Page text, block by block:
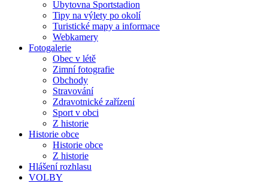
Ubytovna Sportstadion
Tipy na výlety po okolí
Turistické mapy a informace
Webkamery
Fotogalerie
Obec v létě
Zimní fotografie
Obchody
Stravování
Zdravotnické zařízení
Sport v obci
Z historie
Historie obce
Historie obce
Z historie
Hlášení rozhlasu
VOLBY